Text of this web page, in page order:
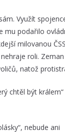
Využít
mu podařilo
milovanou
roli.
natož
chtěl být králem“
nebude ani